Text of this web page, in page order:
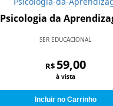
Psicologia da
SER EDUCACIONAL
R$ 59,00
à vista
Incluir no Carrinho